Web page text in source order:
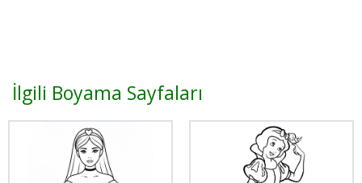
İlgili Boyama Sayfaları